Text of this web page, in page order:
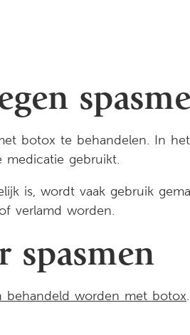
spasme
botox te behandelen. In
gebruikt.
is, wordt vaak gebruik
verlamd worden.
spasmen
behandeld worden met botox